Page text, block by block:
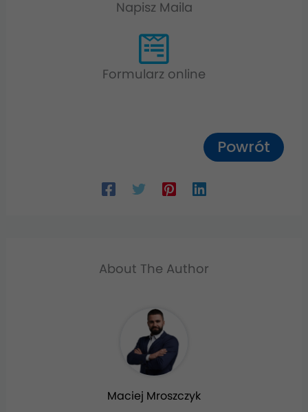
Napisz Maila
Formularz online
Powrót
About The Author
Maciej Mroszczyk